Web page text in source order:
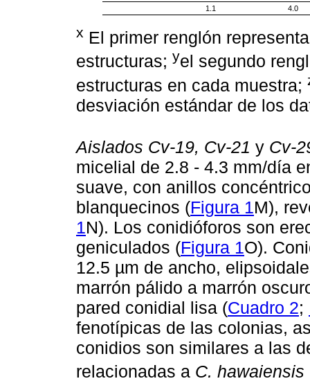
1.1
4.0
x El primer renglón
estructuras; yel segundo
estructuras en cada muestra;
desviación estándar de los
Aislados Cv-19, Cv-21 y Cv-
micelial de 2.8 - 4.3 mm/día
suave, con anillos
blanquecinos (Figura 1M),
1N). Los conidióforos son
geniculados (Figura 1O).
12.5 µm de ancho,
marrón pálido a marrón
pared conidial lisa (Cuadro 2;
fenotípicas de las colonias,
conidios son similares a las
relacionadas a C. hawaiensis